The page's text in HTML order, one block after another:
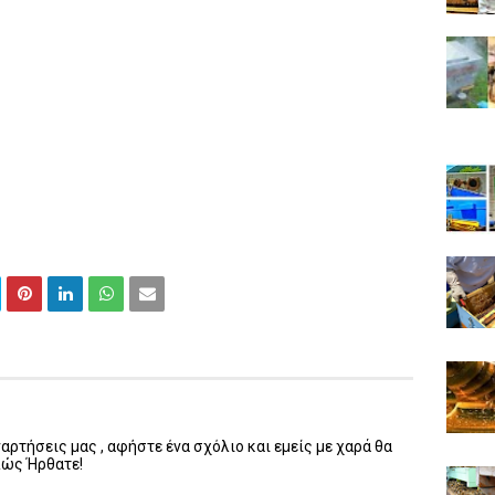
μας , αφήστε ένα σχόλιο και εμείς με χαρά θα
Ήρθατε!